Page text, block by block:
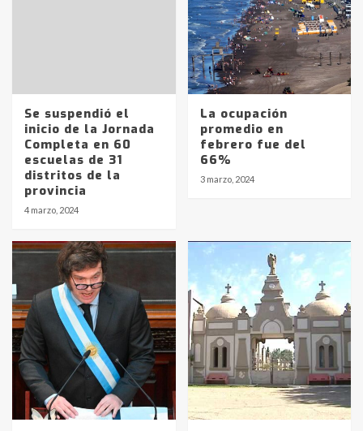
Se suspendió el
inicio de la Jornada
Completa en 60
escuelas de 31
distritos de la
provincia
4 marzo, 2024
La ocupación
promedio en
febrero fue del
66%
3 marzo, 2024
3
en la mañana del lunes
4
Accidente en Ruta 5: falleció un
joven de Trenque Lauquen
Los precios de los combustibles en
La Pampa, desde YPF hasta Axion
entre 857 a 1338 pesos